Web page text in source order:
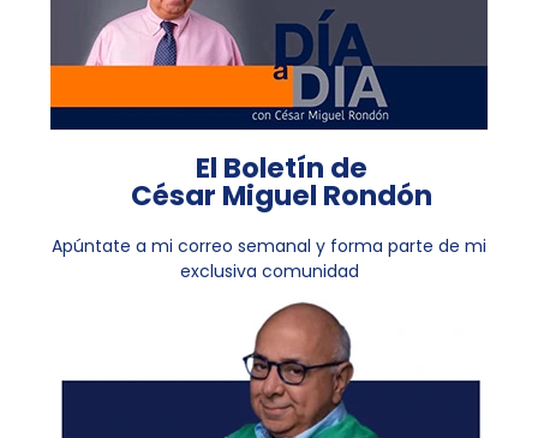
El Boletín de
César Miguel Rondón
Apúntate a mi correo semanal y forma parte de mi
exclusiva comunidad